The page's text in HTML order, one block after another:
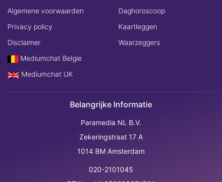
Algemene voorwaarden
Privacy policy
Disclaimer
Mediumchat Belgie
Mediumchat UK
Daghoroscoop
Kaartleggen
Waarzeggers
Belangrijke Informatie
Paramedia NL B.V.
Zekeringstraat 17 A
1014 BM Amsterdam
020-2101045